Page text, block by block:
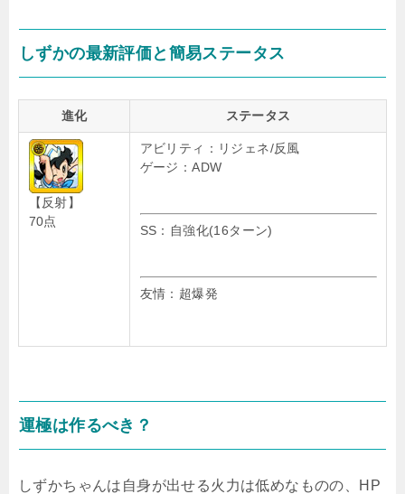
しずかの最新評価と簡易ステータス
進化 ステータス
【反射】
70点
アビリティ：リジェネ/反風
ゲージ：ADW
SS：自強化(16ターン)
友情：超爆発
運極は作るべき？
しずかちゃんは自身が出せる火力は低めなものの、HP